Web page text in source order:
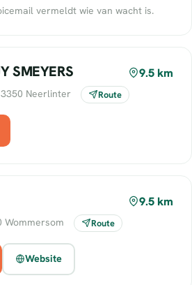
vermeldt wie van wacht is.
SMEYERS 9.5 km
3350 Neerlinter Route
9.5 km
Wommersom Route
Website